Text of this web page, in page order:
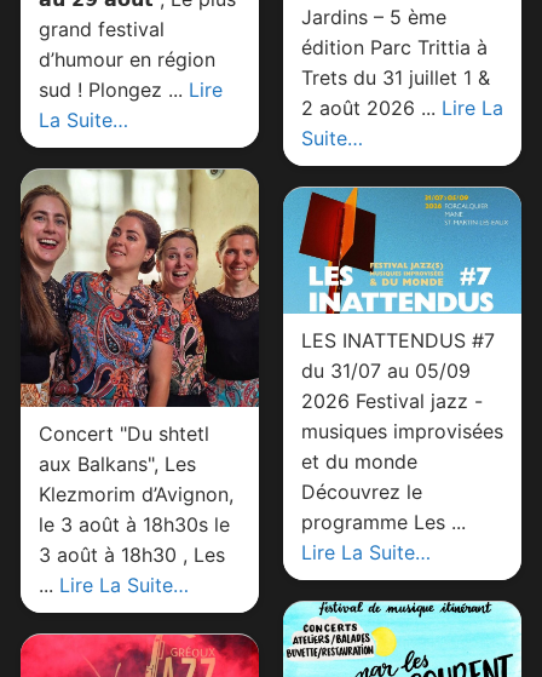
grand festival
d’humour en région
sud ! Plongez ... Lire
La Suite…
Jardins – 5 ème
édition Parc Trittia à
Trets du 31 juillet 1 &
2 août 2026 ... Lire La
Suite…
Concert "Du shtetl
aux Balkans", Les
Klezmorim d’Avignon,
le 3 août à 18h30s le
3 août à 18h30 , Les
... Lire La Suite…
LES INATTENDUS #7
du 31/07 au 05/09
2026 Festival jazz -
musiques improvisées
et du monde
Découvrez le
programme Les ...
Lire La Suite…